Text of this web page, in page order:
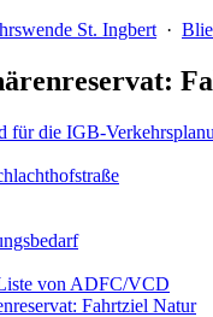
St. Ingbert ·
für die IGB-
von ADFC/VCD
Fahrtziel Natur